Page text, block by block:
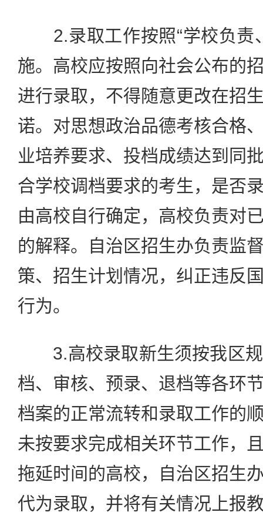
2.录取工作按照“学校负责
施。高校应按照向社会公布的
进行录取，不得随意更改在招
诺。对思想政治品德考核合格
业培养要求、投档成绩达到同
合学校调档要求的考生，是否
由高校自行确定，高校负责对
的解释。自治区招生办负责监
策、招生计划情况，纠正违反
行为。
3.高校录取新生须按我区规
档、审核、预录、退档等各环
档案的正常流转和录取工作的
未按要求完成相关环节工作，
拖延时间的高校，自治区招生
代为录取，并将有关情况上报